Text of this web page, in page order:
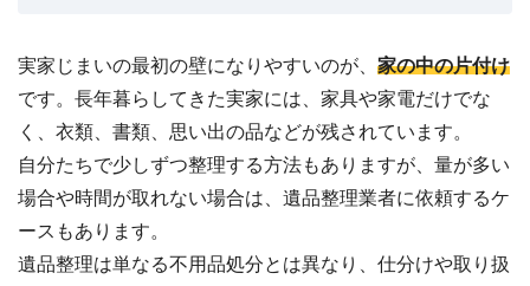
実家じまいの最初の壁になりやすいのが、 家の中の片付け
です。長年暮らしてきた実家には、家具や家電だけでな
く、衣類、書類、思い出の品などが残されています。
自分たちで少しずつ整理する方法もありますが、量が多い
場合や時間が取れない場合は、遺品整理業者に依頼するケ
ースもあります。
遺品整理は単なる不用品処分とは異なり、仕分けや取り扱